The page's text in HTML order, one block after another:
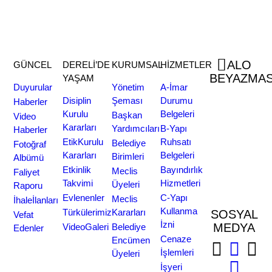
GÜNCEL
Duyurular
Haberler
Video
Haberler
Fotoğraf
Albümü
Faliyet
Raporu
İhale İlanları
Vefat
Edenler
DERELİ’DE
YAŞAM
Disiplin
Kurulu
Kararları
Etik Kurulu
Kararları
Etkinlik
Takvimi
Evlenenler
Türkülerimiz
Video Galeri
KURUMSAL
Yönetim
Şeması
Başkan
Yardımcıları
Belediye
Birimleri
Meclis
Üyeleri
Meclis
Kararları
Belediye
Encümen
Üyeleri
HİZMETLER
A-İmar
Durumu
Belgeleri
B-Yapı
Ruhsatı
Belgeleri
Bayındırlık
Hizmetleri
C-Yapı
Kullanma
İzni
Cenaze
İşlemleri
İşyeri
ALO
SOSYAL
MEDYA